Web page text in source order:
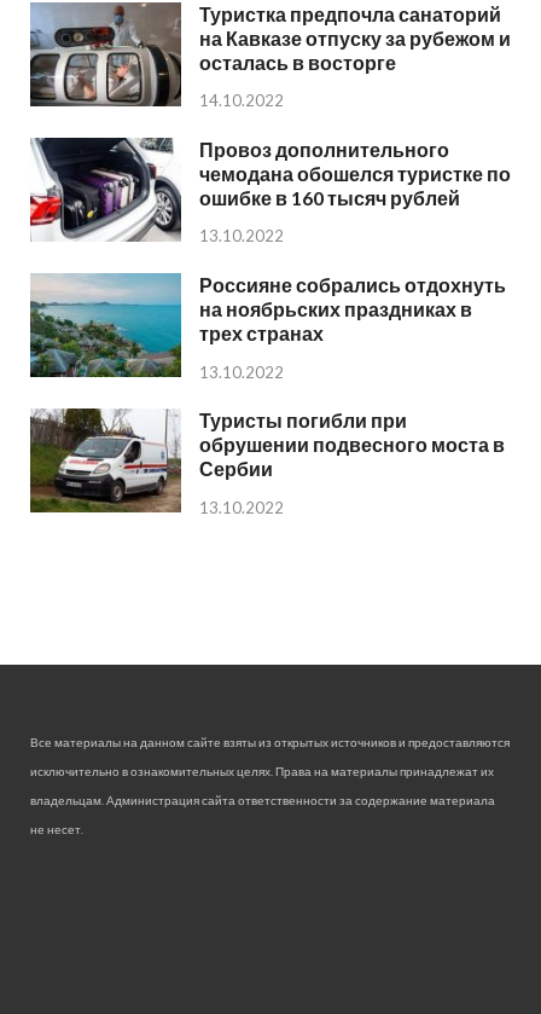
Туристка предпочла санаторий
на Кавказе отпуску за рубежом и
осталась в восторге
14.10.2022
Провоз дополнительного
чемодана обошелся туристке по
ошибке в 160 тысяч рублей
13.10.2022
Россияне собрались отдохнуть
на ноябрьских праздниках в
трех странах
13.10.2022
Туристы погибли при
обрушении подвесного моста в
Сербии
13.10.2022
Все материалы на данном сайте взяты из открытых источников и предоставляются
исключительно в ознакомительных целях. Права на материалы принадлежат их
владельцам. Администрация сайта ответственности за содержание материала
не несет.